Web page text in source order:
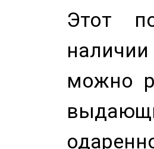
Этот
можно